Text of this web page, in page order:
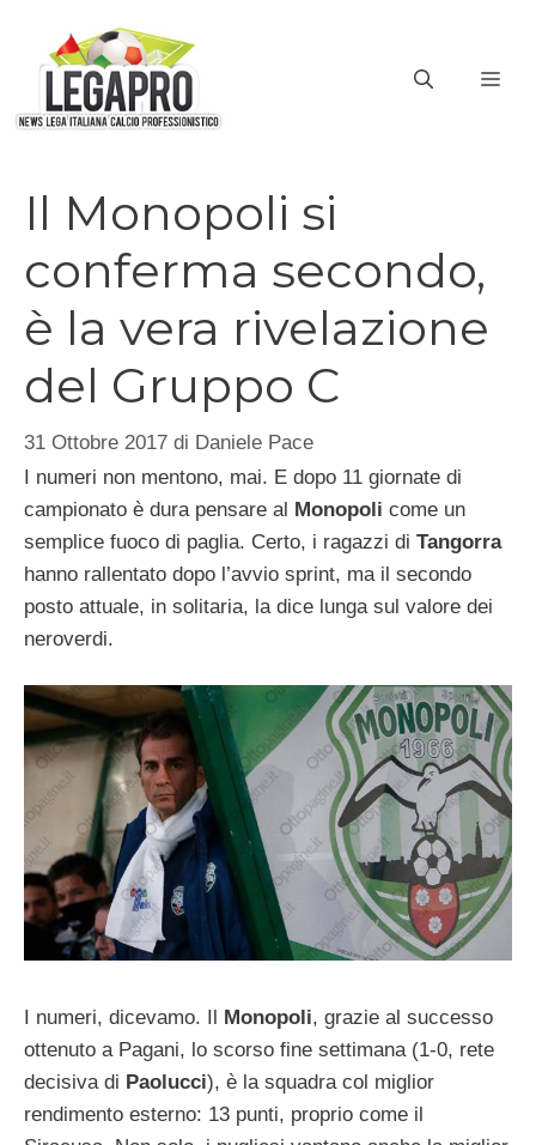
contenuto
Il Monopoli si
conferma secondo,
è la vera rivelazione
del Gruppo C
31 Ottobre 2017 di Daniele Pace
I numeri non mentono, mai. E dopo 11 giornate di
campionato è dura pensare al Monopoli come un
semplice fuoco di paglia. Certo, i ragazzi di Tangorra
hanno rallentato dopo l’avvio sprint, ma il secondo
posto attuale, in solitaria, la dice lunga sul valore dei
neroverdi.
I numeri, dicevamo. Il Monopoli, grazie al successo
ottenuto a Pagani, lo scorso fine settimana (1-0, rete
decisiva di Paolucci), è la squadra col miglior
rendimento esterno: 13 punti, proprio come il